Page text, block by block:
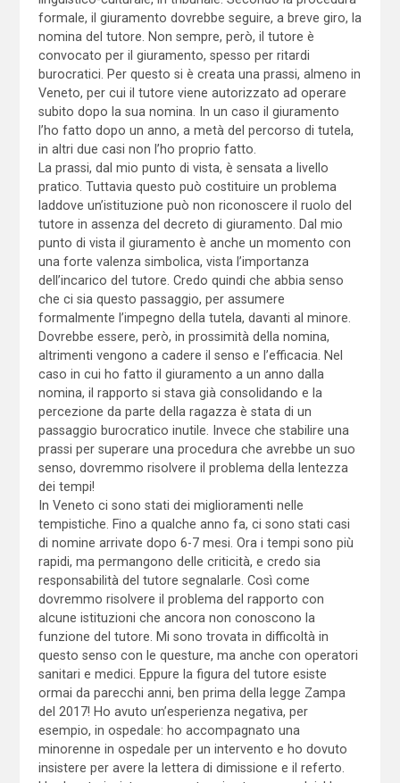
formale, il giuramento dovrebbe seguire, a breve giro, la
nomina del tutore. Non sempre, però, il tutore è
convocato per il giuramento, spesso per ritardi
burocratici. Per questo si è creata una prassi, almeno in
Veneto, per cui il tutore viene autorizzato ad operare
subito dopo la sua nomina. In un caso il giuramento
l’ho fatto dopo un anno, a metà del percorso di tutela,
in altri due casi non l’ho proprio fatto.
La prassi, dal mio punto di vista, è sensata a livello
pratico. Tuttavia questo può costituire un problema
laddove un’istituzione può non riconoscere il ruolo del
tutore in assenza del decreto di giuramento. Dal mio
punto di vista il giuramento è anche un momento con
una forte valenza simbolica, vista l’importanza
dell’incarico del tutore. Credo quindi che abbia senso
che ci sia questo passaggio, per assumere
formalmente l’impegno della tutela, davanti al minore.
Dovrebbe essere, però, in prossimità della nomina,
altrimenti vengono a cadere il senso e l’efficacia. Nel
caso in cui ho fatto il giuramento a un anno dalla
nomina, il rapporto si stava già consolidando e la
percezione da parte della ragazza è stata di un
passaggio burocratico inutile. Invece che stabilire una
prassi per superare una procedura che avrebbe un suo
senso, dovremmo risolvere il problema della lentezza
dei tempi!
In Veneto ci sono stati dei miglioramenti nelle
tempistiche. Fino a qualche anno fa, ci sono stati casi
di nomine arrivate dopo 6-7 mesi. Ora i tempi sono più
rapidi, ma permangono delle criticità, e credo sia
responsabilità del tutore segnalarle. Così come
dovremmo risolvere il problema del rapporto con
alcune istituzioni che ancora non conoscono la
funzione del tutore. Mi sono trovata in difficoltà in
questo senso con le questure, ma anche con operatori
sanitari e medici. Eppure la figura del tutore esiste
ormai da parecchi anni, ben prima della legge Zampa
del 2017! Ho avuto un’esperienza negativa, per
esempio, in ospedale: ho accompagnato una
minorenne in ospedale per un intervento e ho dovuto
insistere per avere la lettera di dimissione e il referto.